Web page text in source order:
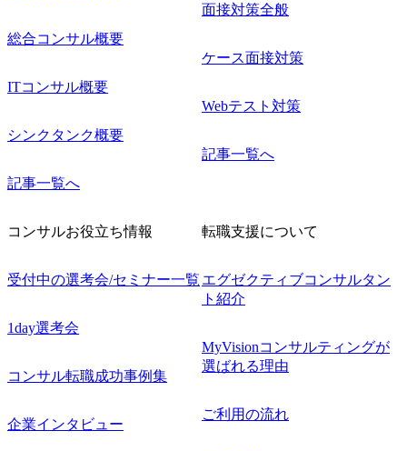
総合コンサル概要
ITコンサル概要
シンクタンク概要
記事一覧へ
面接対策全般
ケース面接対策
Webテスト対策
記事一覧へ
コンサルお役立ち情報
受付中の選考会/セミナー一覧
1day選考会
コンサル転職成功事例集
企業インタビュー
転職支援について
エグゼクティブコンサルタン
ト紹介
MyVisionコンサルティングが
選ばれる理由
ご利用の流れ